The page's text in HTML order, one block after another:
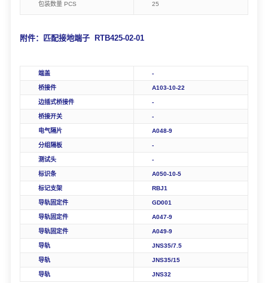
包装数量 PCS 25
附件：匹配接地端子 RTB425-02-01
端盖 -
桥接件 A103-10-22
边插式桥接件 -
桥接开关 -
电气隔片 A048-9
分组隔板 -
测试头 -
标识条 A050-10-5
标记支架 RBJ1
导轨固定件 GD001
导轨固定件 A047-9
导轨固定件 A049-9
导轨 JNS35/7.5
导轨 JNS35/15
导轨 JNS32